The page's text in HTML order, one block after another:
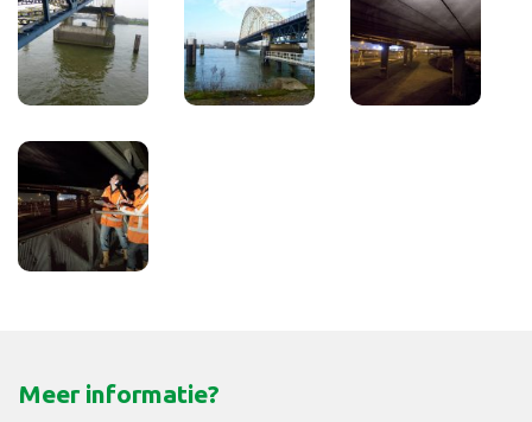
Meer informatie?